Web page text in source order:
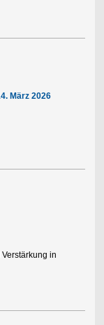
März 2026
in